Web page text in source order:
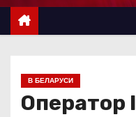
р
В БЕЛАРУСИ
Оператор